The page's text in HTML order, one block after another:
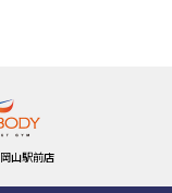
岡山駅前店